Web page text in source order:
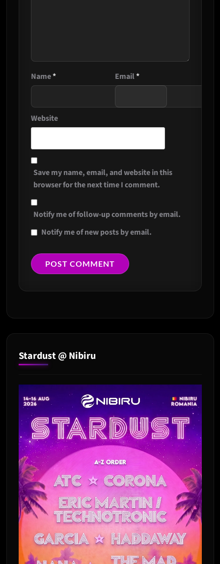
Name* Email*
Website
Save my name, email, and website in this
browser for the next time I comment.
Notify me of follow-up comments by email.
Notify me of new posts by email.
Stardust @ Nibiru